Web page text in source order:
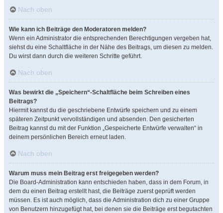
Nach oben
Wie kann ich Beiträge den Moderatoren melden?
Wenn ein Administrator die entsprechenden Berechtigungen vergeben hat,
siehst du eine Schaltfläche in der Nähe des Beitrags, um diesen zu melden.
Du wirst dann durch die weiteren Schritte geführt.
Nach oben
Was bewirkt die „Speichern“-Schaltfläche beim Schreiben eines
Beitrags?
Hiermit kannst du die geschriebene Entwürfe speichern und zu einem
späteren Zeitpunkt vervollständigen und absenden. Den gesicherten
Beitrag kannst du mit der Funktion „Gespeicherte Entwürfe verwalten“ in
deinem persönlichen Bereich erneut laden.
Nach oben
Warum muss mein Beitrag erst freigegeben werden?
Die Board-Administration kann entschieden haben, dass in dem Forum, in
dem du einen Beitrag erstellt hast, die Beiträge zuerst geprüft werden
müssen. Es ist auch möglich, dass die Administration dich zu einer Gruppe
von Benutzern hinzugefügt hat, bei denen sie die Beiträge erst begutachten